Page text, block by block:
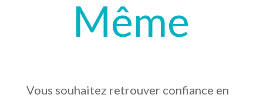
Même
Vous souhaitez retrouver confiance en